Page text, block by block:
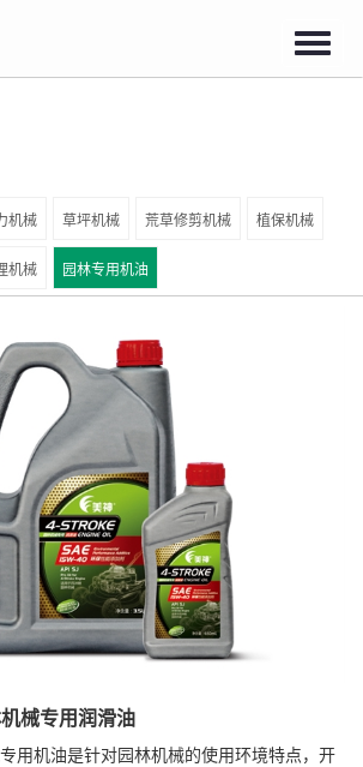
机械 草坪机械 荒草修剪机械 植保机械
机械 园林专用机油
械专用润滑油
用机油是针对园林机械的使用环境特点，开